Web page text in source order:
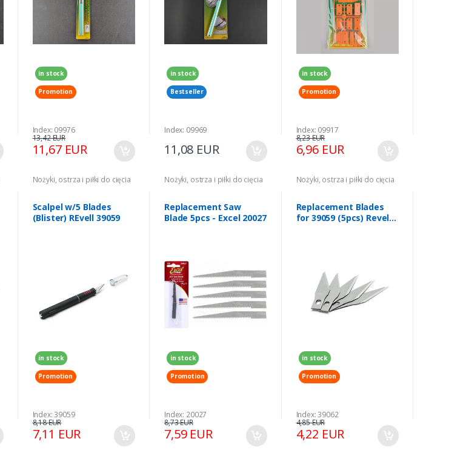
in stock
Promotion
Index: 09976
11,67 EUR
13,42 EUR
in stock
Bestseller
Index: 09969
11,08 EUR
in stock
Promotion
Index: 09917
6,96 EUR
8,23 EUR
Nożyki, ostrza i piłki do cięcia
Scalpel w/5 Blades
(Blister) REvell 39059
in stock
Promotion
Index: 39059
7,11 EUR
8,18 EUR
Nożyki, ostrza i piłki do cięcia
Replacement Saw
Blade 5pcs - Excel 20027
in stock
Promotion
Index: 20027
7,59 EUR
8,73 EUR
Nożyki, ostrza i piłki do cięcia
Replacement Blades
for 39059 (5pcs) Revell
in stock
Promotion
Index: 39062
4,22 EUR
4,85 EUR